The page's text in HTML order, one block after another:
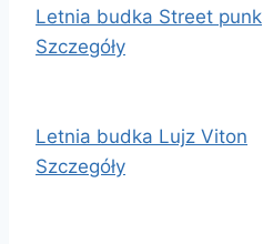
Letnia budka Street punk
Szczegóły
Letnia budka Lujz Viton
Szczegóły